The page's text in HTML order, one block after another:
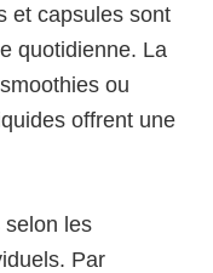
et capsules sont
quotidienne. La
ou
offrent une
selon les
Par